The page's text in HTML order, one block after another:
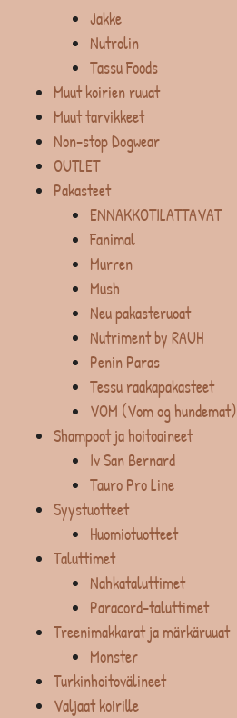
Jakke
Nutrolin
Tassu Foods
Muut koirien ruuat
Muut tarvikkeet
Non-stop Dogwear
OUTLET
Pakasteet
ENNAKKOTILATTAVAT
Fanimal
Murren
Mush
Neu pakasteruoat
Nutriment by RAUH
Penin Paras
Tessu raakapakasteet
VOM (Vom og hundemat)
Shampoot ja hoitoaineet
Iv San Bernard
Tauro Pro Line
Syystuotteet
Huomiotuotteet
Taluttimet
Nahkataluttimet
Paracord-taluttimet
Treenimakkarat ja märkäruuat
Monster
Turkinhoitovälineet
Valjaat koirille